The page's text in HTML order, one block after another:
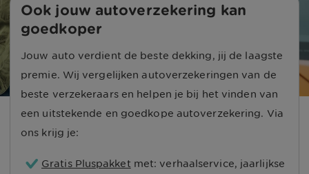
Ook jouw autoverzekering kan
goedkoper
Jouw auto verdient de beste dekking, jij de laagste
premie. Wij vergelijken autoverzekeringen van de
beste verzekeraars en helpen je bij het vinden van
een uitstekende en goedkope autoverzekering. Via
ons krijg je:
Gratis Pluspakket met: verhaalservice, jaarlijkse